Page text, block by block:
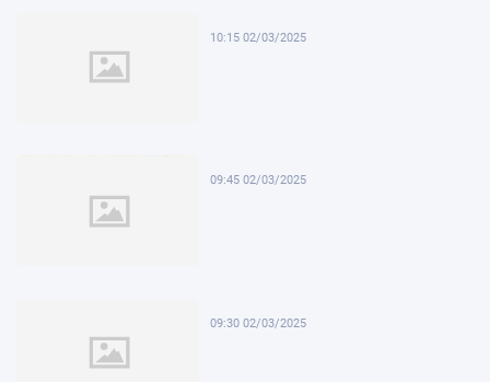
10:15 02/03/2025
09:45 02/03/2025
09:30 02/03/2025